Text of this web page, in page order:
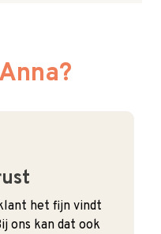
Anna?
het fijn vindt
ons kan dat ook